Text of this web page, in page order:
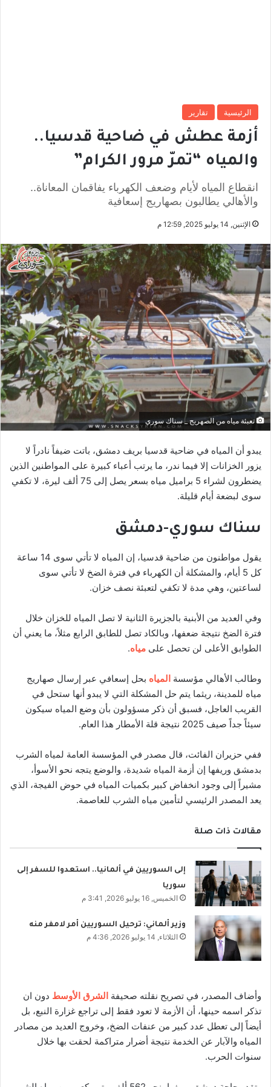
الرئيسية تقارير
أزمة عطش في ضاحية قدسيا..
والمياه “تمرّ مرور الكرام”
انقطاع المياه لأيام وضعف الكهرباء يفاقمان المعاناة..
والأهالي يطالبون بصهاريج إسعافية
الإثنين, 14 يوليو 2025, 12:59 م
تعبئة مياه من الصهريج _ سناك سوري
يبدو أن المياه في ضاحية قدسيا بريف دمشق، باتت ضيفاً نادراً لا
يزور الخزانات إلا فيما ندر، ما يرتب أعباء كبيرة على المواطنين الذين
يضطرون لشراء 5 براميل مياه بسعر يصل إلى 75 ألف ليرة، لا تكفي
سوى لبضعة أيام قليلة.
سناك سوري-دمشق
يقول مواطنون من ضاحية قدسيا، إن المياه لا تأتي سوى 14 ساعة
كل 5 أيام، والمشكلة أن الكهرباء في فترة الضخ لا تأتي سوى
لساعتين، وهي مدة لا تكفي لتعبئة نصف خزان.
وفي العديد من الأبنية بالجزيرة الثانية لا تصل المياه للخزان خلال
فترة الضخ نتيجة ضعفها، وبالكاد تصل للطابق الرابع مثلاً، ما يعني أن
الطوابق الأعلى لن تحصل على مياه.
وطالب الأهالي مؤسسة المياه بحل إسعافي عبر إرسال صهاريج
مياه للمدينة، ريثما يتم حل المشكلة التي لا يبدو أنها ستحل في
القريب العاجل، فسبق أن ذكر مسؤولون بأن وضع المياه سيكون
سيئاً جداً صيف 2025 نتيجة قلة الأمطار هذا العام.
ففي حزيران الفائت، قال مصدر في المؤسسة العامة لمياه الشرب
بدمشق وريفها إن أزمة المياه شديدة، والوضع يتجه نحو الأسوأ،
مشيراً إلى وجود انخفاض كبير بكميات المياه في حوض الفيجة، الذي
يعد المصدر الرئيسي لتأمين مياه الشرب للعاصمة.
مقالات ذات صلة
إلى السوريين في ألمانيا.. استعدوا للسفر إلى
سوريا
الخميس, 16 يوليو 2026, 3:41 م
وزير ألماني: ترحيل السوريين أمر لامفر منه
الثلاثاء, 14 يوليو 2026, 4:36 م
وأضاف المصدر، في تصريح نقلته صحيفة الشرق الأوسط دون ان
تذكر اسمه حينها، أن الأزمة لا تعود فقط إلى تراجع غزارة النبع، بل
أيضاً إلى تعطل عدد كبير من عنفات الضخ، وخروج العديد من مصادر
المياه والآبار عن الخدمة نتيجة أضرار متراكمة لحقت بها خلال
سنوات الحرب.